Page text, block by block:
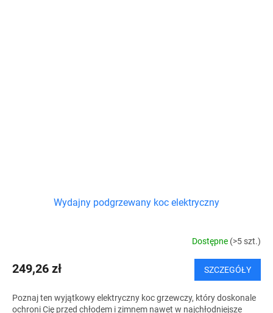
Wydajny podgrzewany koc elektryczny
Dostępne (>5 szt.)
249,26 zł SZCZEGÓŁY
Poznaj ten wyjątkowy elektryczny koc grzewczy, który doskonale
ochroni Cię przed chłodem i zimnem nawet w najchłodniejsze